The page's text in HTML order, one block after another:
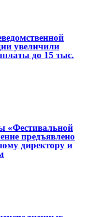
увеличили
до 15 тыс.
«Фестивальной
предъявлено
директору и